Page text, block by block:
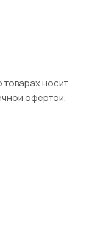
носит
офертой.